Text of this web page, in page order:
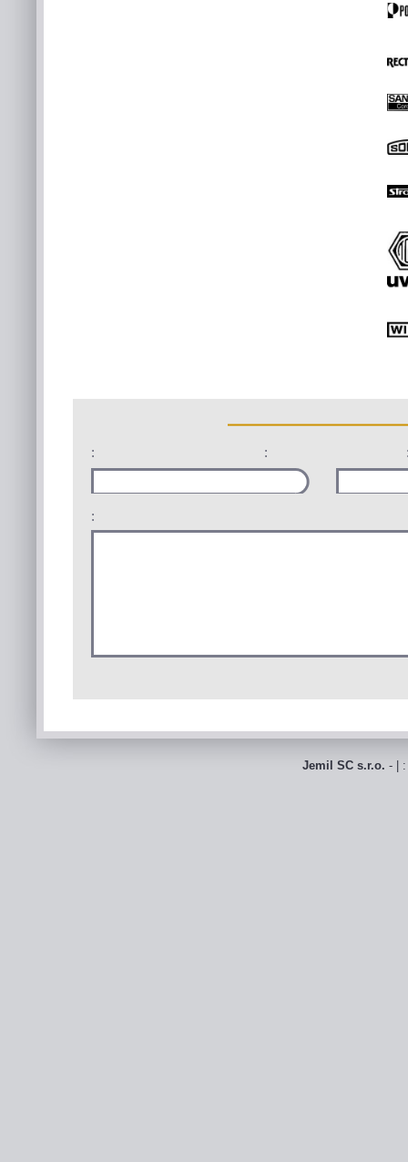
: :
:
Jemil SC s.r.o. - |